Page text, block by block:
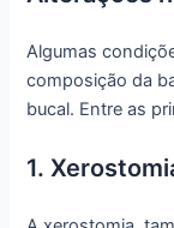
Algumas
composição da
bucal. Entre as
1.